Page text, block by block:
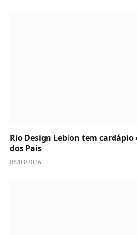
Rio Design Leblon tem cardápio
dos Pais
06/08/2026